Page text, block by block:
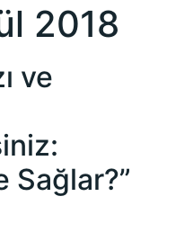
2018
ve
Sağlar?”